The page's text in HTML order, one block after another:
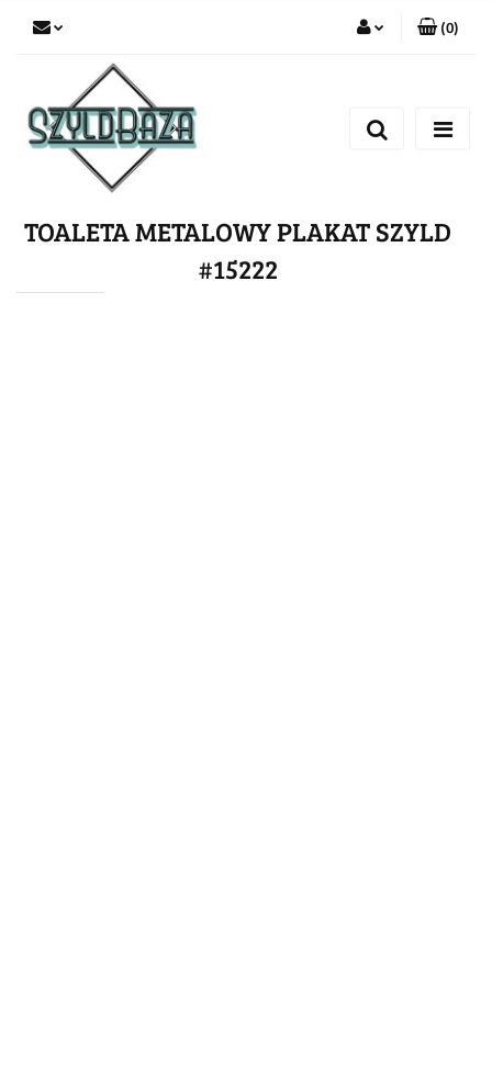
Zarejestruj się
(0)
TOALETA METALOWY PLAKAT SZYLD
#15222